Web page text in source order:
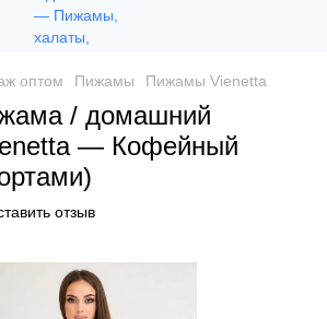
оптом Пижамы Пижамы Vienetta
/ домашний
— Кофейный
отзыв